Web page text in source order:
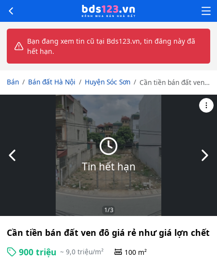
Bạn đang xem tin cũ tại Bds123.vn, tin đăng này đã
hết hạn.
Bán Bán đất Hà Nội Huyện Sóc Sơn
Cần tiền bán đất ven
chết
Tin hết hạn
Slide trước
1/3
Cần tiền bán đất ven đô giá rẻ như giá lợn chết
900 triệu ~ 9,0 triệu/m² 100 m²